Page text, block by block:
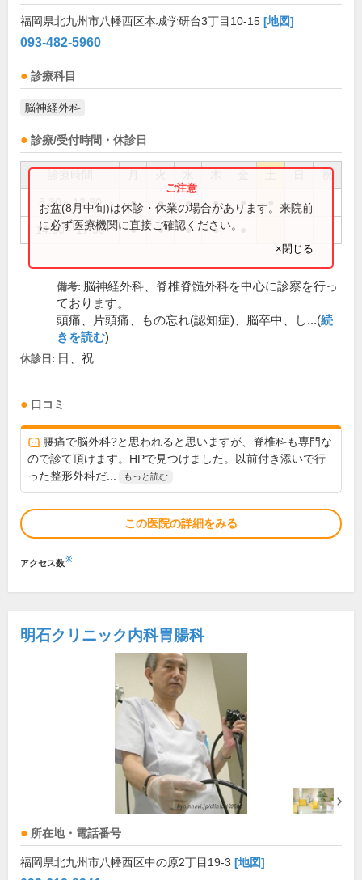
福岡県北九州市八幡西区本城学研台3丁目10-15 [地図]
093-482-5960
診療科目
脳神経外科
診療/受付時間・休診日
祝
8:30～12:30 ● ● ● ● ●
14:00～17:30 ● ● ● ●
お盆(8月中旬)は休診・休業の場合があります。来院前
に必ず医療機関に直接ご確認ください。
×閉じる
備考: 脳神経外科、脊椎脊髄外科を中心に診察を行っ
ております。
頭痛、片頭痛、もの忘れ(認知症)、脳卒中、し...(続
きを読む)
休診日: 日、祝
口コミ
腰痛で脳外科?と思われると思いますが、脊椎科も専門な
ので診て頂けます。HPで見つけました。以前付き添いで行
った整形外科だ...
もっと読む
この医院の詳細をみる
アクセス数※
明石クリニック内科胃腸科
所在地・電話番号
福岡県北九州市八幡西区中の原2丁目19-3 [地図]